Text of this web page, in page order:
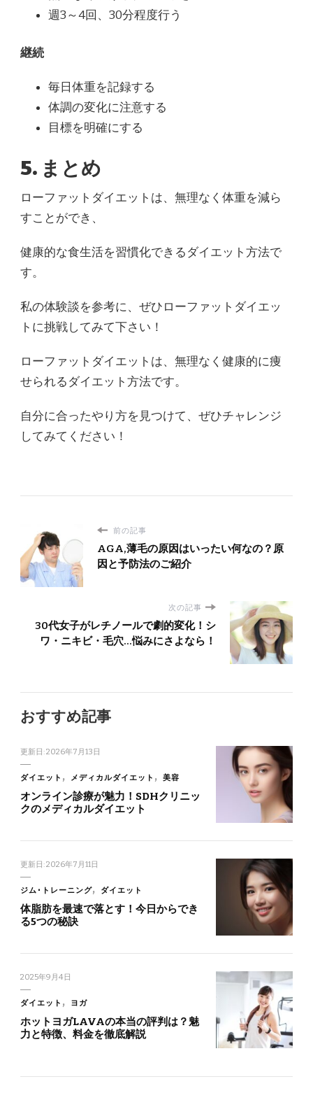
週3～4回、30分程度行う
継続
毎日体重を記録する
体調の変化に注意する
目標を明確にする
5. まとめ
ローファットダイエットは、無理なく体重を減ら
すことができ、
健康的な食生活を習慣化できるダイエット方法で
す。
私の体験談を参考に、ぜひローファットダイエッ
トに挑戦してみて下さい！
ローファットダイエットは、無理なく健康的に痩
せられるダイエット方法です。
自分に合ったやり方を見つけて、ぜひチャレンジ
してみてください！
前の記事
AGA,薄毛の原因はいったい何なの？原
因と予防法のご紹介
次の記事
30代女子がレチノールで劇的変化！シ
ワ・ニキビ・毛穴…悩みにさよなら！
おすすめ記事
更新日:2026年7月13日
ダイエット メディカルダイエット 美容
オンライン診療が魅力！SDHクリニッ
クのメディカルダイエット
更新日:2026年7月11日
ジム･トレーニング ダイエット
体脂肪を最速で落とす！今日からでき
る5つの秘訣
2025年9月4日
ダイエット ヨガ
ホットヨガLAVAの本当の評判は？魅
力と特徴、料金を徹底解説